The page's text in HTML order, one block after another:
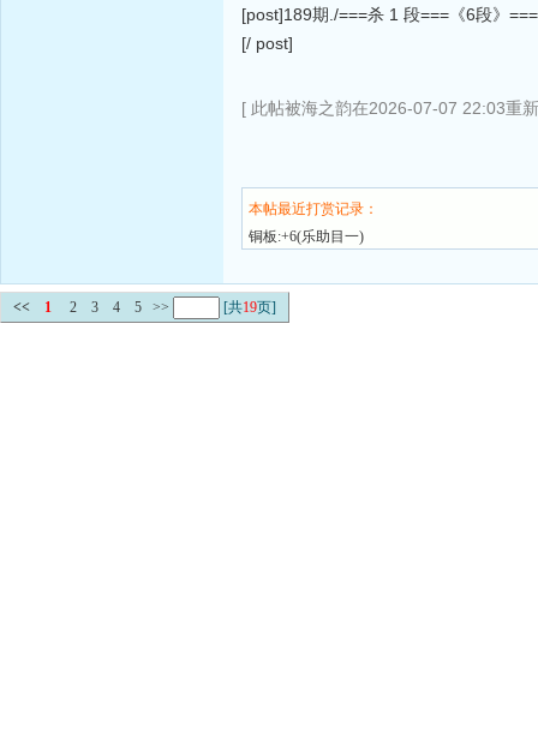
[post]189期./===杀 1 段===《6段》
[/ post]
[ 此帖被海之韵在2026-07-07 22:03重
本帖最近打赏记录：
铜板:+6(乐助目一)
<< 1 2 3 4 5 >> [共19页]